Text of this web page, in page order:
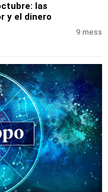
las
y el dinero
9 mess